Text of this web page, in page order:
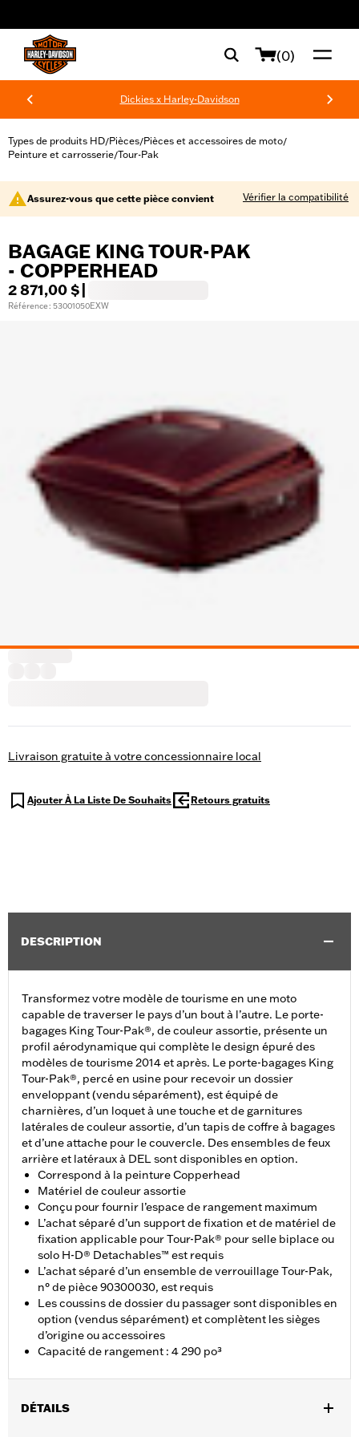
(0)
Dickies x Harley-Davidson
Types de produits HD/Pièces/Pièces et accessoires de moto/
Peinture et carrosserie/Tour-Pak
Assurez-vous que cette pièce convient Vérifier la compatibilité
BAGAGE KING TOUR-PAK
- COPPERHEAD
2 871,00 $
Référence : 53001050EXW
Livraison gratuite à votre concessionnaire local
Ajouter À La Liste De Souhaits Retours gratuits
DESCRIPTION
Transformez votre modèle de tourisme en une moto
capable de traverser le pays d’un bout à l’autre. Le porte-
bagages King Tour-Pak®, de couleur assortie, présente un
profil aérodynamique qui complète le design épuré des
modèles de tourisme 2014 et après. Le porte-bagages King
Tour-Pak®, percé en usine pour recevoir un dossier
enveloppant (vendu séparément), est équipé de
charnières, d’un loquet à une touche et de garnitures
latérales de couleur assortie, d’un tapis de coffre à bagages
et d’une attache pour le couvercle. Des ensembles de feux
arrière et latéraux à DEL sont disponibles en option.
Correspond à la peinture Copperhead
Matériel de couleur assortie
Conçu pour fournir l’espace de rangement maximum
L’achat séparé d’un support de fixation et de matériel de
fixation applicable pour Tour-Pak® pour selle biplace ou
solo H-D® Detachables™ est requis
L’achat séparé d’un ensemble de verrouillage Tour-Pak,
n° de pièce 90300030, est requis
Les coussins de dossier du passager sont disponibles en
option (vendus séparément) et complètent les sièges
d’origine ou accessoires
Capacité de rangement : 4 290 po³
DÉTAILS